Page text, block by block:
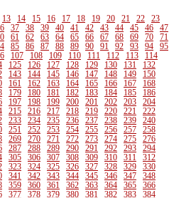
13 14 15 16 17 18 19 20 21 22
23
37 38 39 40 41 42 43 44 45 46
47
61 62 63 64 65 66 67 68 69 70
71
85 86 87 88 89 90 91 92 93 94
95
107 108 109 110 111 112 113
114
125 126 127 128 129 130 131
132
143 144 145 146 147 148 149
150
161 162 163 164 165 166 167
168
179 180 181 182 183 184 185
186
197 198 199 200 201 202 203
204
215 216 217 218 219 220 221
222
233 234 235 236 237 238 239
240
251 252 253 254 255 256 257
258
269 270 271 272 273 274 275
276
287 288 289 290 291 292 293
294
305 306 307 308 309 310 311
312
323 324 325 326 327 328 329
330
341 342 343 344 345 346 347
348
359 360 361 362 363 364 365
366
377 378 379 380 381 382 383
384